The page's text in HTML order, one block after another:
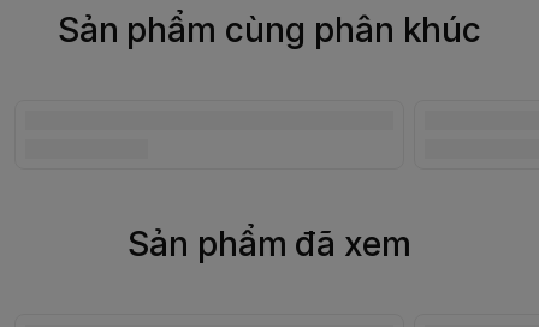
Sản phẩm cùng phân khúc
Sản phẩm đã xem